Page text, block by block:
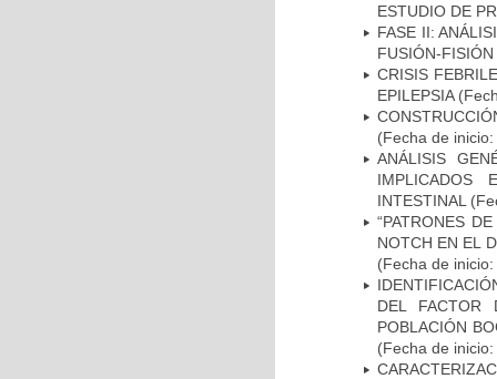
ESTUDIO DE
FASE II:
FUSIÓN-
CRISIS
EPILEPSIA
(Fecha de
ANÁLISIS
IMPLICADOS
INTESTINAL
“PATRONES
NOTCH EN EL
(Fecha de
DEL FACTOR
POBLACIÓN
(Fecha de